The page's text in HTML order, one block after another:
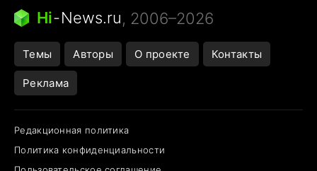
Следующая пандемия
Hi-News.ru, 2006–2026
Темы Авторы О проекте Контакты
Реклама
Редакционная политика
Политика конфиденциальности